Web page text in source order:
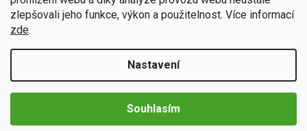
zlepšovali jeho funkce, výkon a použitelnost. Více informací
zde.
Nastavení
Souhlasím
Autorádio není už jen pouhý přehrávač. Je to multimediální
možnost propojení s mobilem pomocíApple CarPlay
Auto.